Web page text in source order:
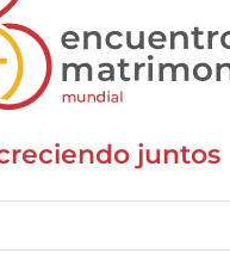
juntos